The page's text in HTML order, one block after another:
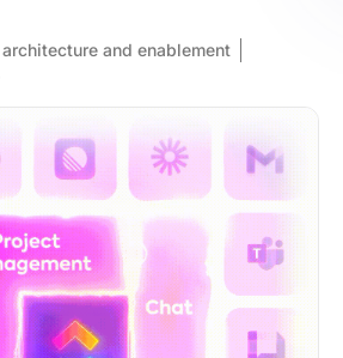
and enablement